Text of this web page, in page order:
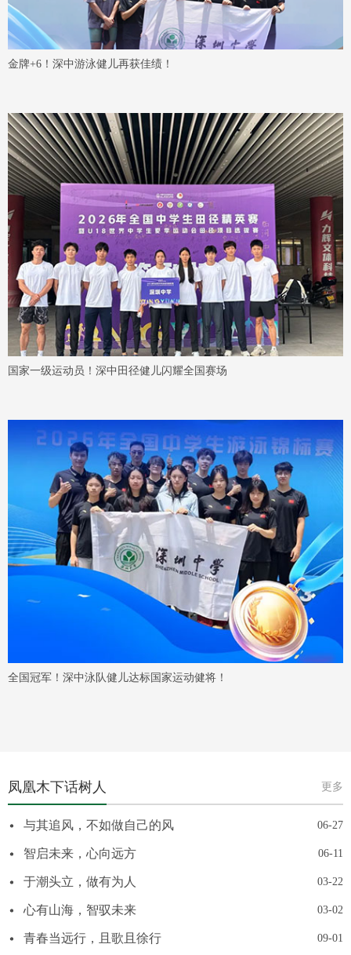
金牌+6！深中游泳健儿再获佳绩！
国家一级运动员！深中田径健儿闪耀全国赛场
全国冠军！深中泳队健儿达标国家运动健将！
凤凰木下话树人 更多
与其追风，不如做自己的风 06-27
智启未来，心向远方 06-11
于潮头立，做有为人 03-22
心有山海，智驭未来 03-02
青春当远行，且歌且徐行 09-01